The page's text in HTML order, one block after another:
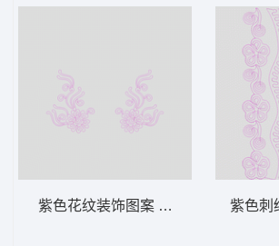
紫色花纹装饰图案 绳绣 盘带 链目绣
紫色刺